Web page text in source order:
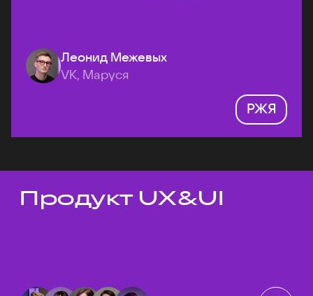
Леонид Межевых
VK, Маруся
РЖЯ
Темы докладов
Продукт UX&UI